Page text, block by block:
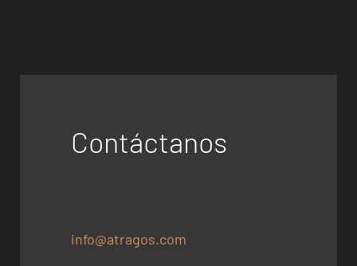
Contáctanos
info@atragos.com